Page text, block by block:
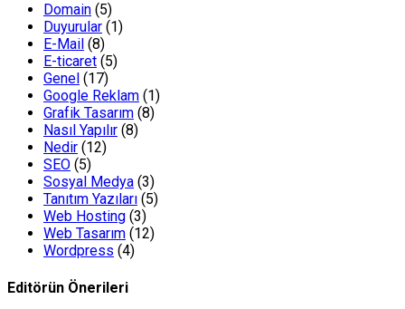
Domain (5)
Duyurular (1)
E-Mail (8)
E-ticaret (5)
Genel (17)
Google Reklam (1)
Grafik Tasarım (8)
Nasıl Yapılır (8)
Nedir (12)
SEO (5)
Sosyal Medya (3)
Tanıtım Yazıları (5)
Web Hosting (3)
Web Tasarım (12)
Wordpress (4)
Editörün Önerileri